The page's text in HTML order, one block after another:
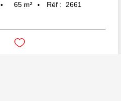
65 m² Réf : 2661